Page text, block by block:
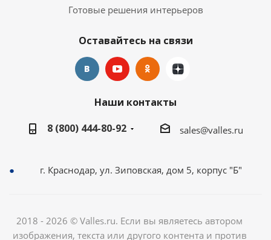
Готовые решения интерьеров
Оставайтесь на связи
Наши контакты
8 (800) 444-80-92
sales@valles.ru
г. Краснодар, ул. Зиповская, дом 5, корпус "Б"
2018 - 2026 © Valles.ru. Если вы являетесь автором
изображения, текста или другого контента и против